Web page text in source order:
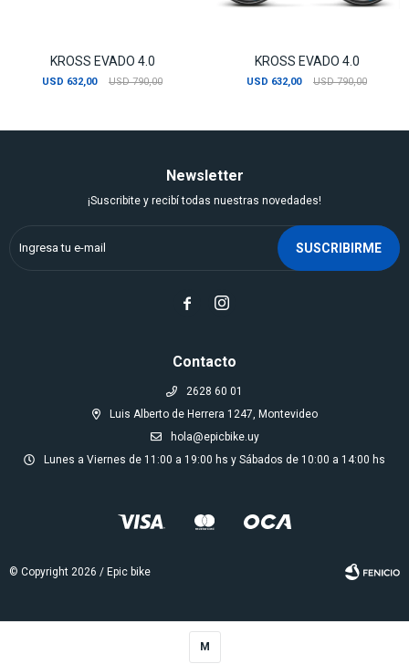
M
KROSS EVADO 4.0
USD 632,00 USD 790,00
KROSS EVADO 4.0
USD 632,00 USD 790,00
Contacto
2628 60 01
Luis Alberto de Herrera 1247, Montevideo
hola@epicbike.uy
Lunes a Viernes de 11:00 a 19:00 hs y Sábados de 10:00 a 14:00 hs
Newsletter
¡Suscribite y recibí todas nuestras novedades!
SUSCRIBIRME
 
© Copyright 2026 / Epic bike